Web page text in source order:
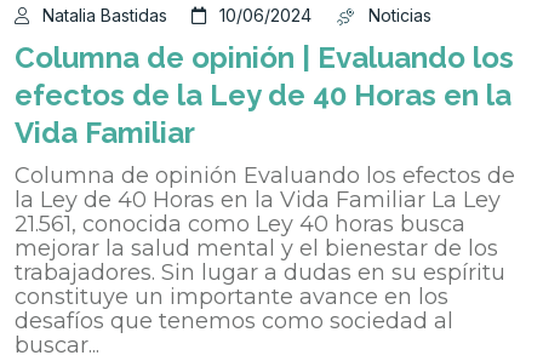
Natalia Bastidas 10/06/2024 Noticias
Columna de opinión | Evaluando los
efectos de la Ley de 40 Horas en la
Vida Familiar
Columna de opinión Evaluando los efectos de
la Ley de 40 Horas en la Vida Familiar La Ley
21.561, conocida como Ley 40 horas busca
mejorar la salud mental y el bienestar de los
trabajadores. Sin lugar a dudas en su espíritu
constituye un importante avance en los
desafíos que tenemos como sociedad al
buscar...